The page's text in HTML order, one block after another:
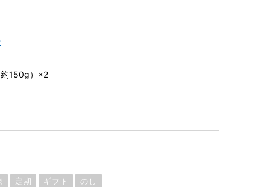
150g）×2
定期 ギフト のし